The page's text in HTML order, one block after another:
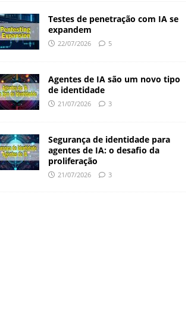
Testes de penetração com IA se
expandem
22/07/2026 5
Agentes de IA são um novo tipo
de identidade
21/07/2026 3
Segurança de identidade para
agentes de IA: o desafio da
proliferação
21/07/2026 3